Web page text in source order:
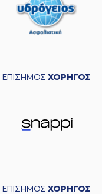
ΕΠΙΣΗΜΟΣ ΧΟΡΗΓΟΣ
ΕΠΙΣΗΜΟΣ ΧΟΡΗΓΟΣ